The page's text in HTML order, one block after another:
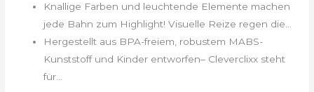
Knallige Farben und leuchtende Elemente machen
jede Bahn zum Highlight! Visuelle Reize regen die...
Hergestellt aus BPA-freiem, robustem MABS-
Kunststoff und Kinder entworfen– Cleverclixx steht
für...